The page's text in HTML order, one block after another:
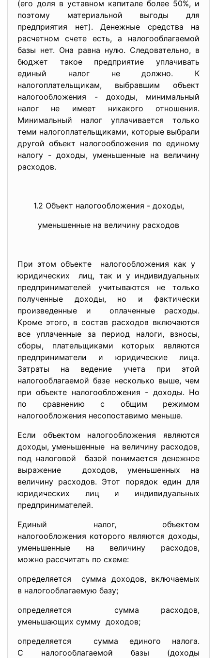
(его доля в уставном капитале более 50%, и
поэтому материальной выгоды для
предприятия нет). Денежные средства на
расчетном счете есть, а налогооблагаемой
базы нет. Она равна нулю. Следовательно, в
бюджет такое предприятие уплачивать
единый налог не должно. К
налогоплательщикам, выбравшим объект
налогообложения - доходы, минимальный
налог не имеет никакого отношения.
Минимальный налог уплачивается только
теми налогоплательщиками, которые выбрали
другой объект налогообложения по единому
налогу - доходы, уменьшенные на величину
расходов.
1.2 Объект налогообложения - доходы,
уменьшенные на величину расходов
При этом объекте налогообложения как у
юридических лиц, так и у индивидуальных
предпринимателей учитываются не только
полученные доходы, но и фактически
произведенные и оплаченные расходы.
Кроме этого, в состав расходов включаются
все уплаченные за период налоги, взносы,
сборы, плательщиками которых являются
предприниматели и юридические лица.
Затраты на ведение учета при этой
налогооблагаемой базе несколько выше, чем
при объекте налогообложения - доходы. Но
по сравнению с общим режимом
налогообложения несопоставимо меньше.
Если объектом налогообложения являются
доходы, уменьшенные на величину расходов,
под налоговой базой понимается денежное
выражение доходов, уменьшенных на
величину расходов. Этот порядок един для
юридических лиц и индивидуальных
предпринимателей.
Единый налог, объектом
налогообложения которого являются доходы,
уменьшенные на величину расходов,
можно рассчитать по схеме:
определяется сумма доходов, включаемых
в налогооблагаемую базу;
определяется сумма расходов,
уменьшающих сумму доходов;
определяется сумма единого налога.
С налогооблагаемой базы (доходы